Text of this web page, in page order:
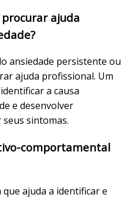
ajuda
ansiedade persistente ou
ajuda profissional. Um
a causa
e desenvolver
sintomas.
comportamental
ajuda a identificar e